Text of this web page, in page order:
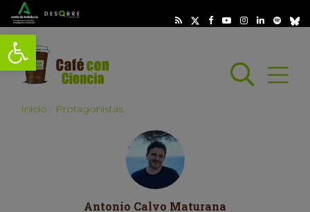
Abrir barra de herramientas
Abrir
Inicio Protagonistas
Antonio Calvo Maturana